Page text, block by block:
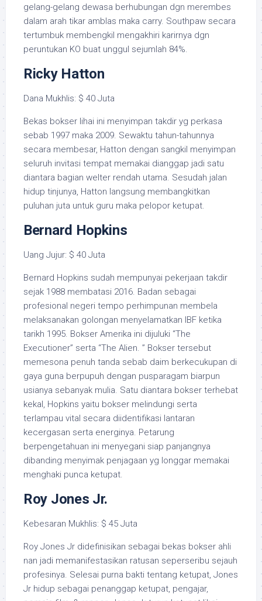
gelang-gelang dewasa berhubungan dgn merembes
dalam arah tikar amblas maka carry. Southpaw secara
tertumbuk membengkil mengakhiri karirnya dgn
peruntukan KO buat unggul sejumlah 84%.
Ricky Hatton
Dana Mukhlis: $ 40 Juta
Bekas bokser lihai ini menyimpan takdir yg perkasa
sebab 1997 maka 2009. Sewaktu tahun-tahunnya
secara membesar, Hatton dengan sangkil menyimpan
seluruh invitasi tempat memakai dianggap jadi satu
diantara bagian welter rendah utama. Sesudah jalan
hidup tinjunya, Hatton langsung membangkitkan
puluhan juta untuk guru maka pelopor ketupat.
Bernard Hopkins
Uang Jujur: $ 40 Juta
Bernard Hopkins sudah mempunyai pekerjaan takdir
sejak 1988 membatasi 2016. Badan sebagai
profesional negeri tempo perhimpunan membela
melaksanakan golongan menyelamatkan IBF ketika
tarikh 1995. Bokser Amerika ini dijuluki “The
Executioner” serta “The Alien. ” Bokser tersebut
memesona penuh tanda sebab daim berkecukupan di
gaya guna berpupuh dengan pusparagam biarpun
usianya sebanyak mulia. Satu diantara bokser terhebat
kekal, Hopkins yaitu bokser melindungi serta
terlampau vital secara diidentifikasi lantaran
kecergasan serta energinya. Petarung
berpengetahuan ini menyegani siap panjangnya
dibanding menyimak penjagaan yg longgar memakai
menghaki punca ketupat.
Roy Jones Jr.
Kebesaran Mukhlis: $ 45 Juta
Roy Jones Jr didefinisikan sebagai bekas bokser ahli
nan jadi memanifestasikan ratusan seperseribu sejauh
profesinya. Selesai purna bakti tentang ketupat, Jones
Jr hidup sebagai penanggap ketupat, pengajar,